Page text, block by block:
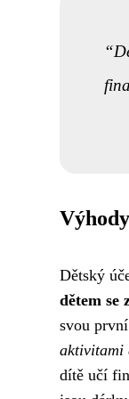
Dětský
dětem se
svou
aktivitami
dítě učí